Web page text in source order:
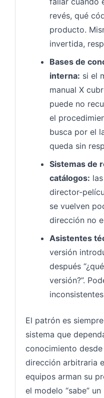
revés, qué
producto.
invertida,
Bases de
interna: si el
manual X
puede no
el
busca por el
queda sin
Sistemas de
catálogos:
director-
se vuelven
dirección no
Asistentes
versión
después
versión?”.
El patrón es
sistema que
conocimiento
dirección arbitraria
equipos arman su
el modelo “sabe”